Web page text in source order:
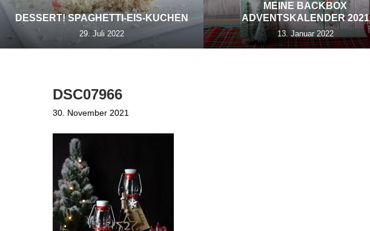
DESSERT! SPAGHETTI-EIS-KUCHEN
29. Juli 2022
MEINE BACKBOX
ADVENTSKALENDER 2021
13. Januar 2022
DSC07966
30. November 2021